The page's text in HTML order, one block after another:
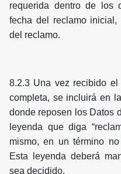
requerida dentro de los
fecha del reclamo
del reclamo.
8.2.3 Una vez recibido el
completa, se incluirá en
donde reposen los Datos
leyenda que diga
mismo, en un término
Esta leyenda deberá
sea decidido.